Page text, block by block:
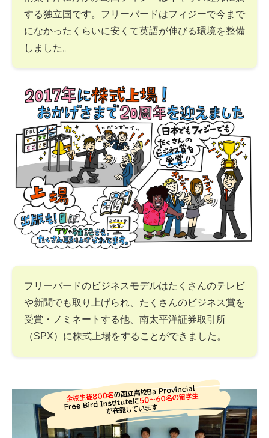
する独立国です。フリーバードはフィジーで今まで
になかったくらいに安くて英語が伸びる環境を整備
しました。
フリーバードのビジネスモデルはたくさんのテレビ
や新聞でも取り上げられ、たくさんのビジネス賞を
受賞・ノミネートする他、南太平洋証券取引所
（SPX）に株式上場をすることができました。